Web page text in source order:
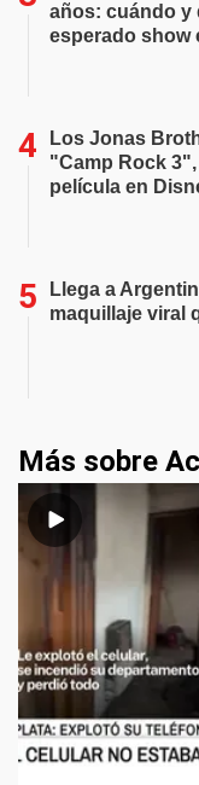
años: cuándo y
esperado show
Los Jonas
"Camp Rock
película en
Llega a
maquillaje viral
Más sobre